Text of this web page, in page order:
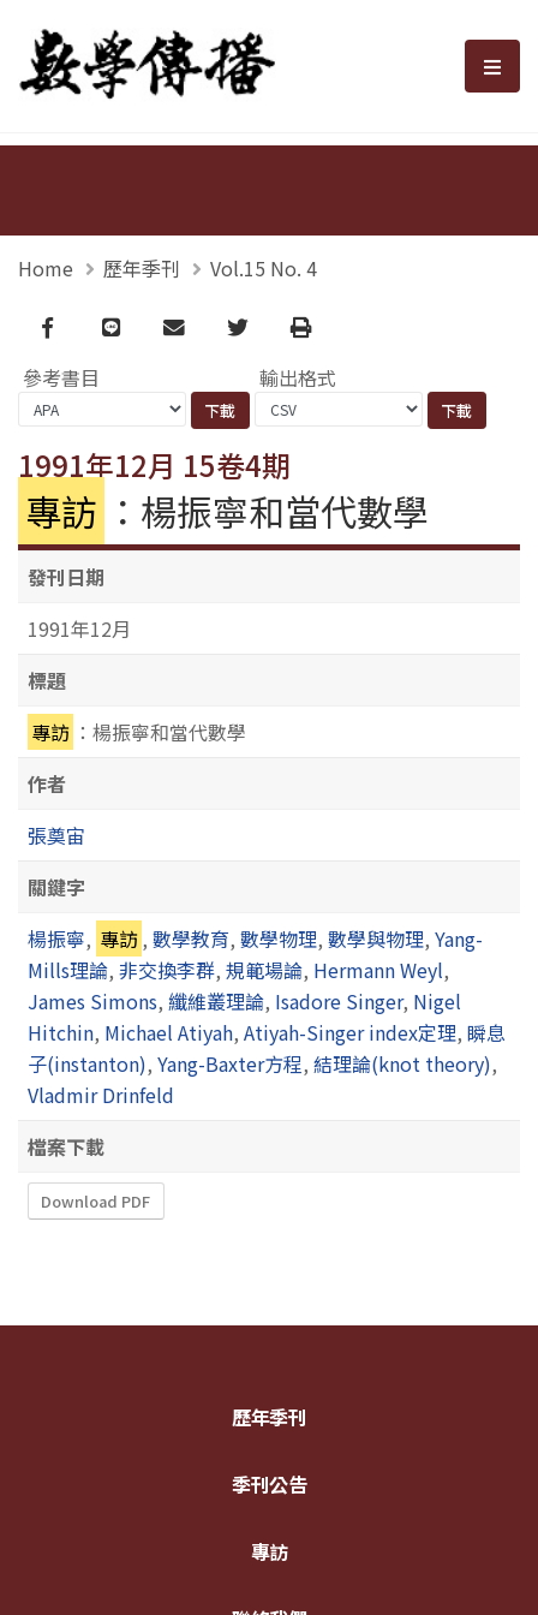
數學傳播 選
Home 歷年季刊 Vol.15 No. 4
Facebook
line email TwitterPrint
參考書目 輸出格式
1991年12月 15卷4期
專訪 ：楊振寧和當代數學
發刊日期
1991年12月
標題
專訪 ：楊振寧和當代數學
作者
張奠宙
關鍵字
楊振寧, 專訪,數學教育,數學物理,數學與物理,Yang-
Mills理論, 非交換李群, 規範場論, Hermann Weyl,
James Simons, 纖維叢理論, Isadore Singer, Nigel
Hitchin, Michael Atiyah, Atiyah-Singer index定理, 瞬息
子(instanton), Yang-Baxter方程, 結理論(knot theory),
Vladmir Drinfeld
檔案下載
Download PDF
歷年季刊
季刊公告
專訪